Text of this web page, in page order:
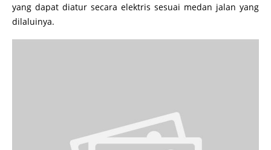
yang dapat diatur secara elektris sesuai medan jalan yang
dilaluinya.